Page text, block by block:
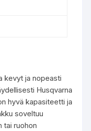
kevyt ja nopeasti
Husqvarna
hyvä kapasiteetti ja
soveltuu
tai ruohon